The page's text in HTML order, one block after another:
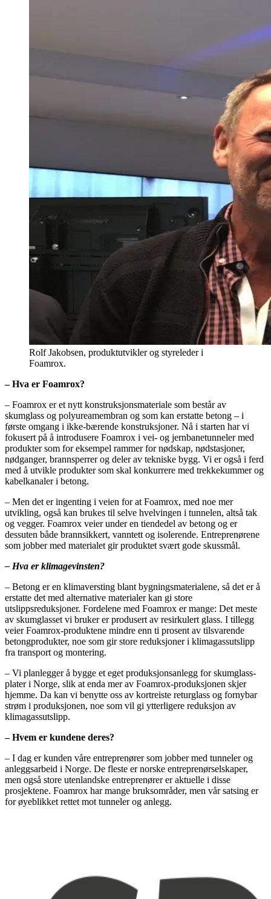
Rolf Jakobsen, produktutvikler og styreleder i
Foamrox.
– Hva er Foamrox?
– Foamrox er et nytt konstruksjonsmateriale som består av
skumglass og polyureamembran og som kan erstatte betong – i
første omgang i ikke-bærende konstruksjoner. Nå i starten har vi
fokusert på å introdusere Foamrox i vei- og jernbanetunneler med
produkter som for eksempel rammer for nødskap, nødstasjoner,
nødganger, brannsperrer og deler av tekniske bygg. Vi er også i ferd
med å utvikle produkter som skal konkurrere med trekkekummer og
kabelkanaler i betong.
– Men det er ingenting i veien for at Foamrox, med noe mer
utvikling, også kan brukes til selve hvelvingen i tunnelen, altså tak
og vegger. Foamrox veier under en tiendedel av betong og er
dessuten både brannsikkert, vanntett og isolerende. Entreprenørene
som jobber med materialet gir produktet svært gode skussmål.
– Hva er klimagevinsten?
– Betong er en klimaversting blant bygningsmaterialene, så det er å
erstatte det med alternative materialer kan gi store
utslippsreduksjoner. Fordelene med Foamrox er mange: Det meste
av skumglasset vi bruker er produsert av resirkulert glass. I tillegg
veier Foamrox-produktene mindre enn ti prosent av tilsvarende
betongprodukter, noe som gir store reduksjoner i klimagassutslipp
fra transport og montering.
– Vi planlegger å bygge et eget produksjonsanlegg for skumglass-
plater i Norge, slik at enda mer av Foamrox-produksjonen skjer
hjemme. Da kan vi benytte oss av kortreiste returglass og fornybar
strøm i produksjonen, noe som vil gi ytterligere reduksjon av
klimagassutslipp.
– Hvem er kundene deres?
– I dag er kunden våre entreprenører som jobber med tunneler og
anleggsarbeid i Norge. De fleste er norske entreprenørselskaper,
men også store utenlandske entreprenører er aktuelle i disse
prosjektene. Foamrox har mange bruksområder, men vår satsing er
for øyeblikket rettet mot tunneler og anlegg.